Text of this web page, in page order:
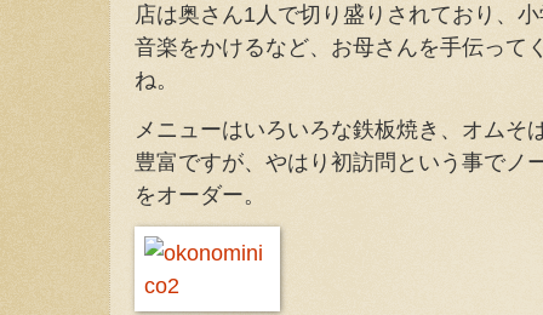
店は奥さん1人で切り盛りされており、
音楽をかけるなど、お母さんを手伝って
ね。
メニューはいろいろな鉄板焼き、オムそ
豊富ですが、やはり初訪問という事でノ
をオーダー。